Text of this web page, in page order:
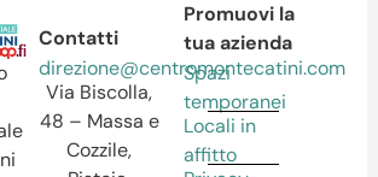
Contatti
direzione@centromontecatini.com
Via Biscolla,
48 – Massa e
Cozzile,
Promuovi la
tua azienda
Spazi
temporanei
Locali in
affitto